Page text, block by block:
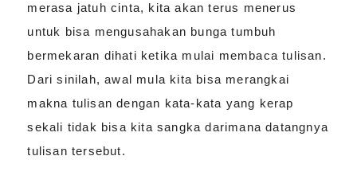
merasa jatuh cinta, kita akan terus menerus
untuk bisa mengusahakan bunga tumbuh
bermekaran dihati ketika mulai membaca tulisan.
Dari sinilah, awal mula kita bisa merangkai
makna tulisan dengan kata-kata yang kerap
sekali tidak bisa kita sangka darimana datangnya
tulisan tersebut.